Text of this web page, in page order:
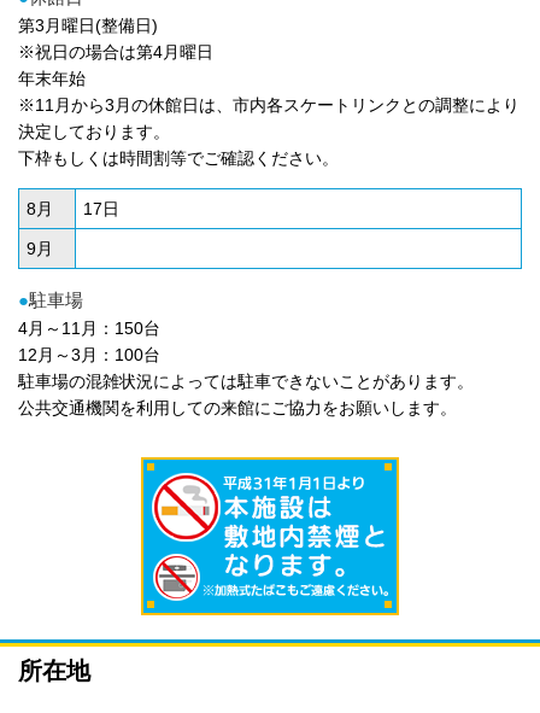
第3月曜日(整備日)
※祝日の場合は第4月曜日
年末年始
※11月から3月の休館日は、市内各スケートリンクとの調整により
決定しております。
下枠もしくは時間割等でご確認ください。
8月 17日
9月
●駐車場
4月～11月：150台
12月～3月：100台
駐車場の混雑状況によっては駐車できないことがあります。
公共交通機関を利用しての来館にご協力をお願いします。
所在地